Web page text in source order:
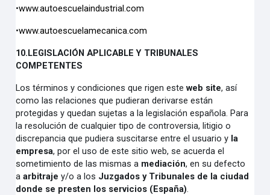
•www.autoescuelaindustrial.com
•www.autoescuelamecanica.com
10.LEGISLACIÓN APLICABLE Y TRIBUNALES
COMPETENTES
Los términos y condiciones que rigen esteweb site, así
como las relaciones que pudieran derivarse están
protegidas y quedan sujetas a la legislación española. Para
la resolución de cualquier tipo de controversia, litigio o
discrepancia que pudiera suscitarse entre el usuario y la
empresa, por el uso de este sitio web, se acuerda el
sometimiento de las mismas a mediación,en su defecto
aarbitraje y/o a los Juzgados y Tribunales de la ciudad
donde se presten los servicios (España).